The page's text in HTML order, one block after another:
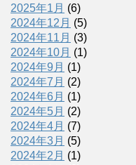
2025年1月 (6)
2024年12月 (5)
2024年11月 (3)
2024年10月 (1)
2024年9月 (1)
2024年7月 (2)
2024年6月 (1)
2024年5月 (2)
2024年4月 (7)
2024年3月 (5)
2024年2月 (1)